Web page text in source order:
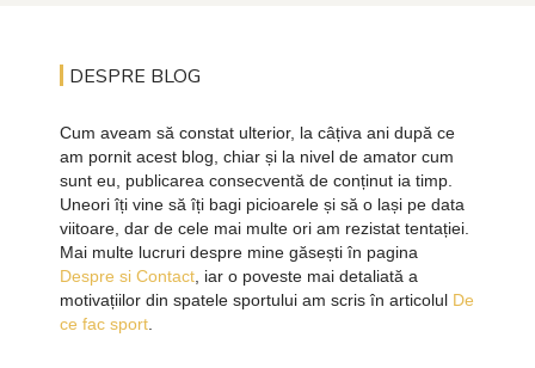
DESPRE BLOG
Cum aveam să constat ulterior, la câțiva ani după ce
am pornit acest blog, chiar și la nivel de amator cum
sunt eu, publicarea consecventă de conținut ia timp.
Uneori îți vine să îți bagi picioarele și să o lași pe data
viitoare, dar de cele mai multe ori am rezistat tentației.
Mai multe lucruri despre mine găsești în pagina
Despre si Contact, iar o poveste mai detaliată a
motivațiilor din spatele sportului am scris în articolul De
ce fac sport.